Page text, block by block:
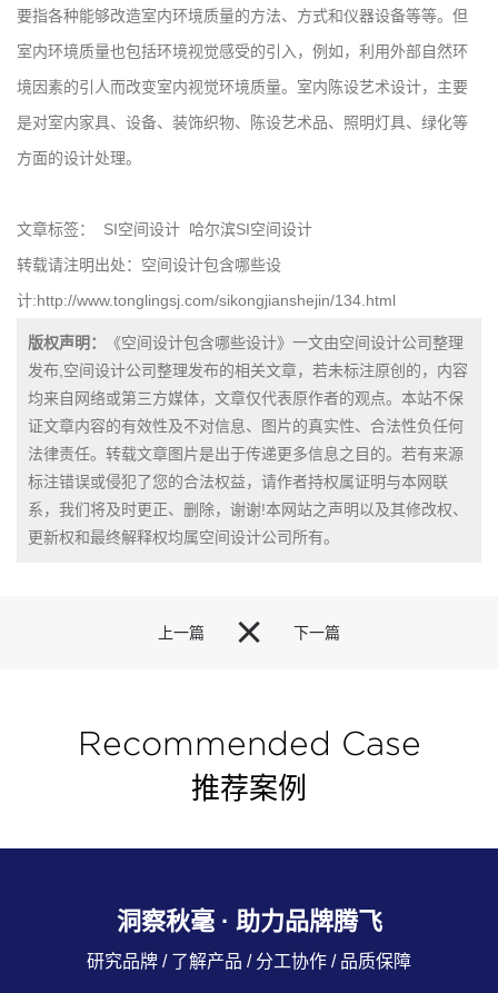
要指各种能够改造室内环境质量的方法、方式和仪器设备等等。但
室内环境质量也包括环境视觉感受的引入，例如，利用外部自然环
境因素的引人而改变室内视觉环境质量。室内陈设艺术设计，主要
是对室内家具、设备、装饰织物、陈设艺术品、照明灯具、绿化等
方面的设计处理。
文章标签： SI空间设计 哈尔滨SI空间设计
转载请注明出处：空间设计包含哪些设
计:http://www.tonglingsj.com/sikongjianshejin/134.html
版权声明：
《空间设计包含哪些设计》一文由空间设计公司整理
发布,空间设计公司整理发布的相关文章，若未标注原创的，内容
均来自网络或第三方媒体，文章仅代表原作者的观点。本站不保
证文章内容的有效性及不对信息、图片的真实性、合法性负任何
法律责任。转载文章图片是出于传递更多信息之目的。若有来源
标注错误或侵犯了您的合法权益，请作者持权属证明与本网联
系，我们将及时更正、删除，谢谢!本网站之声明以及其修改权、
更新权和最终解释权均属空间设计公司所有。
上一篇 下一篇

Recommended Case
推荐案例
洞察秋毫 · 助力品牌腾飞
研究品牌 / 了解产品 / 分工协作 / 品质保障